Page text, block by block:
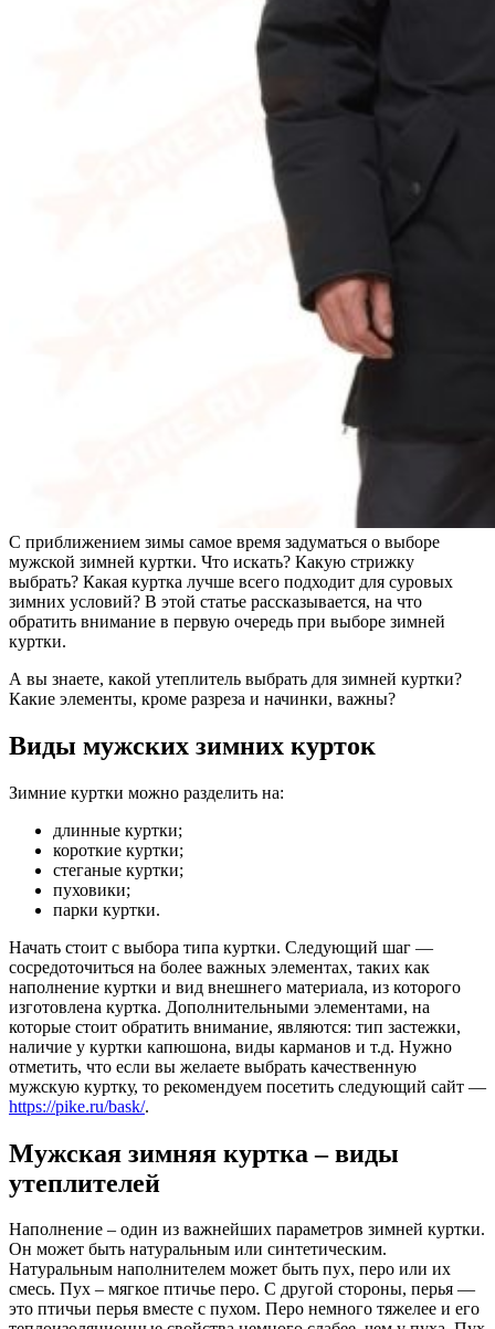
С приближением зимы самое время задуматься о выборе
мужской зимней куртки. Что искать? Какую стрижку
выбрать? Какая куртка лучше всего подходит для суровых
зимних условий? В этой статье рассказывается, на что
обратить внимание в первую очередь при выборе зимней
куртки.
А вы знаете, какой утеплитель выбрать для зимней куртки?
Какие элементы, кроме разреза и начинки, важны?
Виды мужских зимних курток
Зимние куртки можно разделить на:
длинные куртки;
короткие куртки;
стеганые куртки;
пуховики;
парки куртки.
Начать стоит с выбора типа куртки. Следующий шаг —
сосредоточиться на более важных элементах, таких как
наполнение куртки и вид внешнего материала, из которого
изготовлена ​​куртка. Дополнительными элементами, на
которые стоит обратить внимание, являются: тип застежки,
наличие у куртки капюшона, виды карманов и т.д. Нужно
отметить, что если вы желаете выбрать качественную
мужскую куртку, то рекомендуем посетить следующий сайт —
https://pike.ru/bask/.
Мужская зимняя куртка – виды
утеплителей
Наполнение – один из важнейших параметров зимней куртки.
Он может быть натуральным или синтетическим.
Натуральным наполнителем может быть пух, перо или их
смесь. Пух – мягкое птичье перо. С другой стороны, перья —
это птичьи перья вместе с пухом. Перо немного тяжелее и его